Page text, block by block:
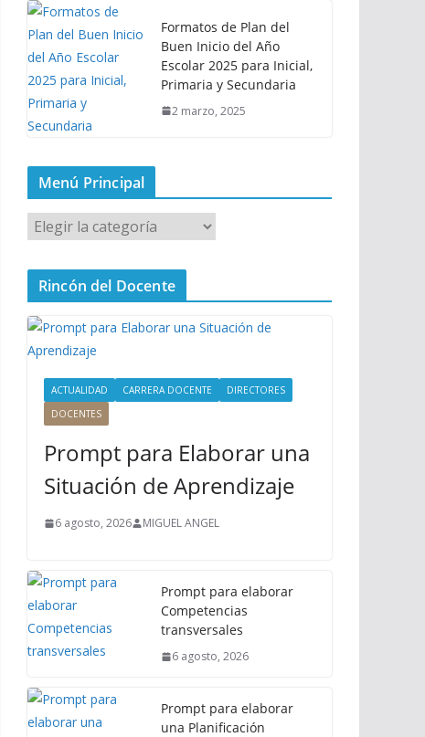
Formatos de Plan del
Buen Inicio del Año
Escolar 2025 para Inicial,
Primaria y Secundaria
2 marzo, 2025
Menú Principal
M
e
n
P
i
Rincón del Docente
ACTUALIDAD CARRERA DOCENTE
DIRECTORES
DOCENTES
Prompt para Elaborar una
Situación de Aprendizaje
6 agosto, 2026 MIGUEL ANGEL
Prompt para elaborar
Competencias
transversales
6 agosto, 2026
Prompt para elaborar
una Planificación